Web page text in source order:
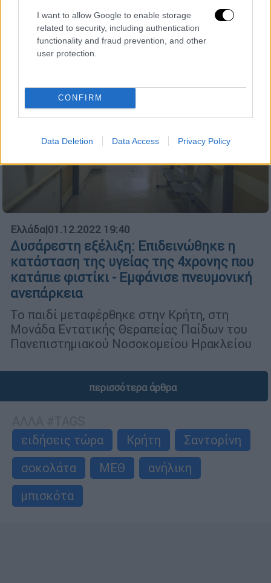
I want to allow Google to enable storage
related to security, including authentication
functionality and fraud prevention, and other
user protection.
CONFIRM
Data Deletion Data Access Privacy Policy
Ελλάδα|01.12.2022 19:40
Δυσάρεστη εξέλιξη: Επιδεινώθηκε η
κατάσταση της υγείας της 4χρονης που
κατάπιε φιστίκι - Εμφάνισε πνευμονική
ανεπάρκεια
Το παιδί μεταφέρθηκε στην Κρήτη, στη
Μονάδα Εντατικής Θεραπείας Παίδων του
Πανεπιστημιακού Νοσοκομείου Ηρακλείου
περισσότερα άρθρα
ειδήσεις τώρα
Κρήτη
Σαντορίνη
σοκολάτα
ΜΕΘ
ανήλικη
μπισκότα